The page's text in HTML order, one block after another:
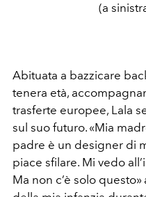
(a
Abituata a bazzicare
tenera età,
trasferte europee, Lala
sul suo futuro. «Mia
padre è un designer di
piace sfilare. Mi vedo
Ma non c’è solo